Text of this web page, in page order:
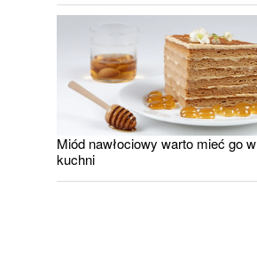
Miód nawłociowy warto mieć go w
kuchni